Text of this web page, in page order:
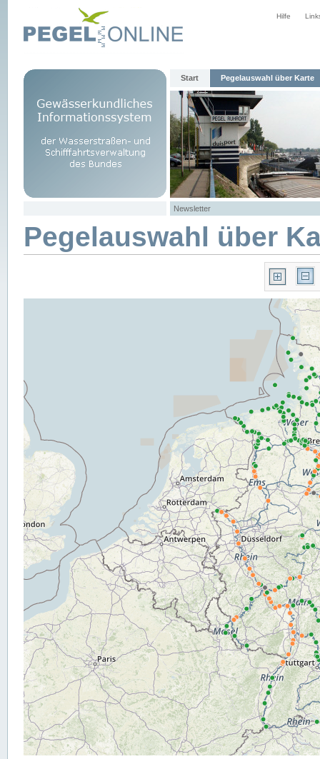
Hilfe
Start Pegelauswahl über Karte
Newsletter
Pegelauswahl über